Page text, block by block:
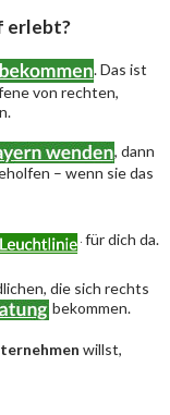
erlebt?
. Das ist
von rechten,
, dann
– wenn sie das
für dich da.
die sich rechts
bekommen.
willst,